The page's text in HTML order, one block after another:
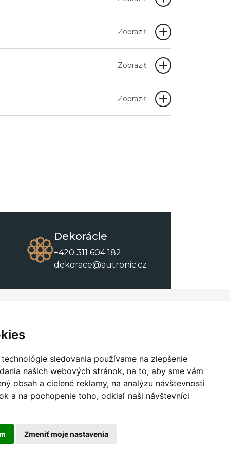
sledovania používame na zlepšenie
našich webových stránok, na to, aby sme vám
obsah a cielené reklamy, na analýzu návštevnosti
a na pochopenie toho, odkiaľ naši návštevníci
Zmeniť moje nastavenia
Zobraziť
Zobraziť
Zobraziť
Dekorácie
+420 311 604 182
dekorace@autronic.cz
Kontakty